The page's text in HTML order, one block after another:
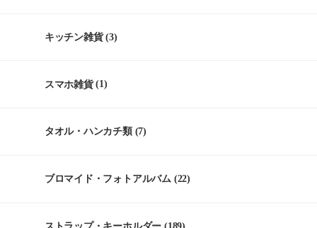
キッチン雑貨(3)
スマホ雑貨(1)
タオル・ハンカチ類(7)
ブロマイド・フォトアルバム (22)